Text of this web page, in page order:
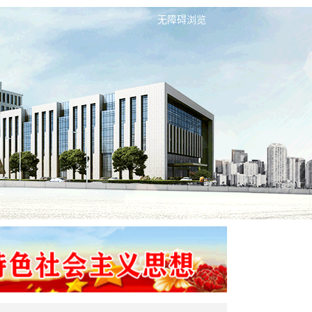
无障碍浏览